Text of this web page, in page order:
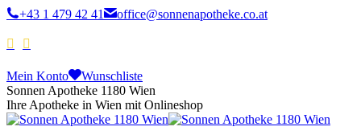
+43 1 479 42 41 office@sonnenapotheke.co.at
Mein Konto
Wunschliste
Sonnen Apotheke 1180 Wien
Ihre Apotheke in Wien mit Onlineshop